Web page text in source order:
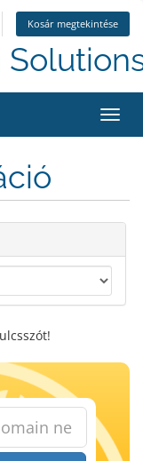
Kosár megtekintése
a